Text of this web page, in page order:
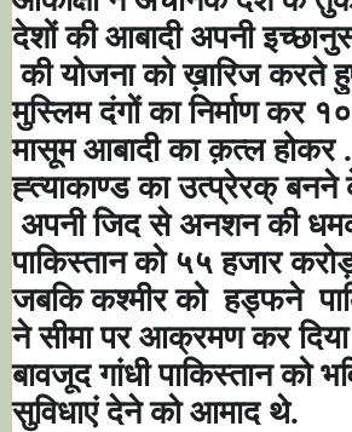
देशों की आबादी अपनी
की योजना को ख़ारिज करते
मुस्लिम दंगों का निर्माण कर
मासूम आबादी का क़त्ल होकर
ह्त्याकाण्ड का उत्प्रेरक्
अपनी जिद से अनशन की
पाकिस्तान को ५५ हजार
जबकि कश्मीर को हड्फने
ने सीमा पर आक्रमण कर
बावजूद गांधी पाकिस्तान को
सुविधाएं देने को आमाद थे.